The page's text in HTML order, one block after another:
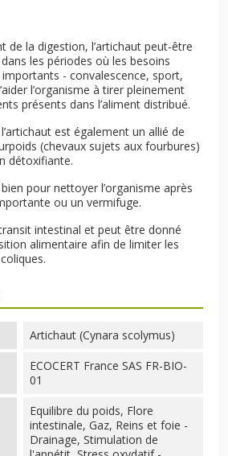
de la digestion, l’artichaut peut-être
les périodes où les besoins
- convalescence, sport,
l’organisme à tirer pleinement
présents dans l’aliment distribué.
est également un allié de
(chevaux sujets aux fourbures)
détoxifiante.
pour nettoyer l’organisme après
ou un vermifuge.
intestinal et peut être donné
alimentaire afin de limiter les
Artichaut (Cynara scolymus)
ECOCERT France SAS FR-BIO-
01
Equilibre du poids, Flore
intestinale, Gaz, Reins et foie -
Drainage, Stimulation de